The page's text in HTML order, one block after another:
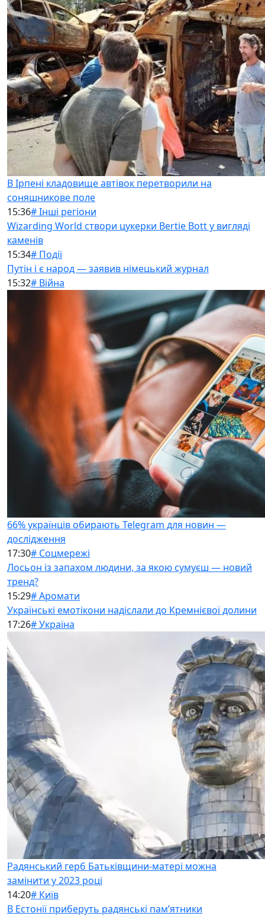
В Ірпені кладовище автівок перетворили на
соняшникове поле
15:36# Інші регіони
Wizarding World створи цукерки Bertie Bott у вигляді
каменів
15:34# Події
Путін і є народ — заявив німецький журнал
15:32# Війна
66% українців обирають Telegram для новин —
дослідження
17:30# Соцмережі
Лосьон із запахом людини, за якою сумуєш — новий
тренд?
15:29# Аромати
Українські емотікони надіслали до Кремнієвої долини
17:26# Україна
Радянський герб Батьківщини-матері можна
замінити у 2023 році
14:20# Київ
В Естонії приберуть радянські памʼятники